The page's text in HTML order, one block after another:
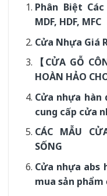
Phân Biệt
MDF, HDF, MFC
Cửa Nhựa Giá
【CỬA GỖ
HOÀN HẢO
Cửa nhựa hàn
cung cấp cửa
CÁC MẪU
SỐNG
Cửa nhựa abs
mua sản